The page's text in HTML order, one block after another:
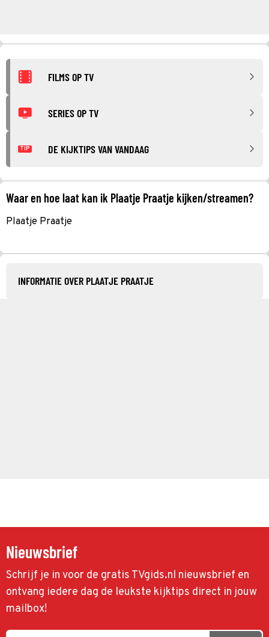
FILMS OP TV
SERIES OP TV
TIP DE KIJKTIPS VAN VANDAAG
Waar en hoe laat kan ik Plaatje Praatje kijken/streamen?
Plaatje Praatje
INFORMATIE OVER PLAATJE PRAATJE
Nieuwsbrief
Schrijf je in voor de gratis TVgids.nl nieuwsbrief en
ontvang iedere dag de leukste kijktips direct in jouw
mailbox!